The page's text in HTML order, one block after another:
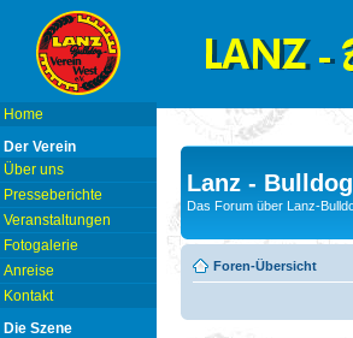
Home
Der Verein
Über uns
Presseberichte
Veranstaltungen
Fotogalerie
Anreise
Kontakt
Die Szene
Lanz -
Das Forum über Lanz-
Foren-Übersicht